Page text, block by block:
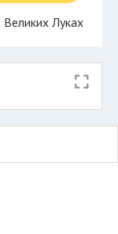
Луках